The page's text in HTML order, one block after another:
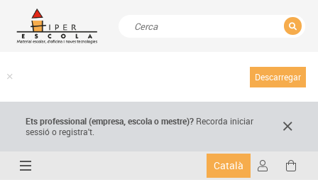
Descarregar
Ets professional (empresa,escola o mestre)? Recorda iniciar
sessió o registra't.
Català